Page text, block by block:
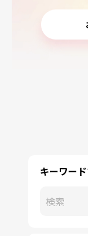
キーワー
これは、自